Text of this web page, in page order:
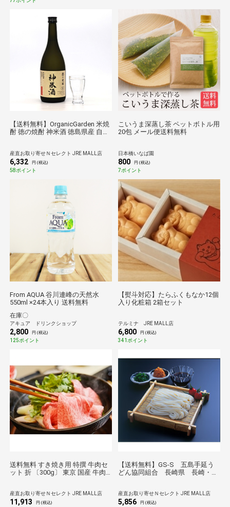
【送料無料】OrganicGarden 米焼
酎 徳の焼酎 神米酒 徳島県産 自然
産直お取り寄せＮセレクト JRE MALL店
6,332 円 (税込)
58ポイント
こいうま深蒸し茶 ペットボトル用
20包 メール便送料無料
日本橋いなば園
800 円 (税込)
7ポイント
From AQUA 谷川連峰の天然水
550ml ×24本入り 送料無料
在庫〇
アキュア ドリンクショップ
2,800 円 (税込)
125ポイント
【熨斗対応】たらふくもなか12個
入り化粧箱 2箱セット
テルミナ JRE MALL店
6,800 円 (税込)
341ポイント
送料無料 すき焼き用 特撰 牛肉セ
ット 折 〔300g〕 東京 国産 牛肉
産直お取り寄せＮセレクト JRE MALL店
11,913 円 (税込)
【送料無料】GS-S 五島手延う
どん協同組合 長崎県 長崎・五
ました
産直お取り寄せＮセレクト JRE MALL店
5,856 円 (税込)